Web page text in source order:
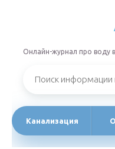
Онлайн-журнал про воду
Канализация